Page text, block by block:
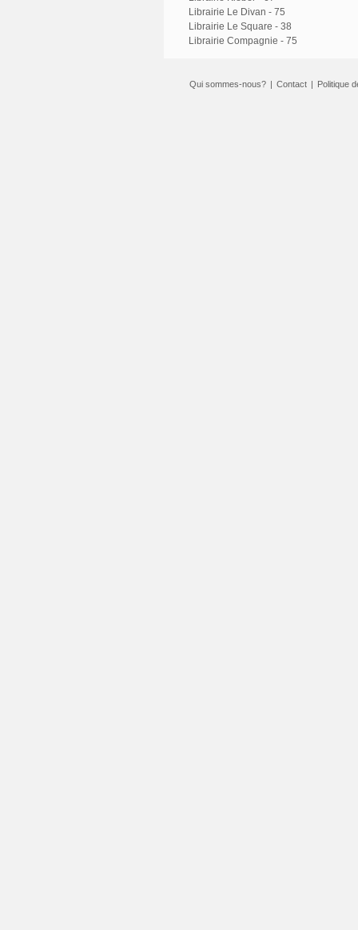
Librairie Le Divan - 75
Librairie Le Square - 38
Librairie Compagnie - 75
Qui sommes-nous? | Contact | Politique